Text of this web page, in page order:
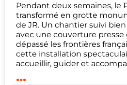
Pendant deux semaines, le
transformé en grotte
de JR. Un chantier suivi
avec une couverture
dépassé les frontières
cette installation
accueillir, guider et
...